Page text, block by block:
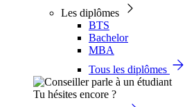
Les diplômes
BTS
Bachelor
MBA
Tous les diplômes
Tu hésites encore ?